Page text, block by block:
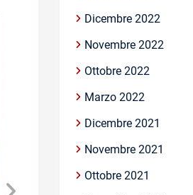
Dicembre 2022
Novembre 2022
Ottobre 2022
Marzo 2022
Dicembre 2021
Novembre 2021
Ottobre 2021